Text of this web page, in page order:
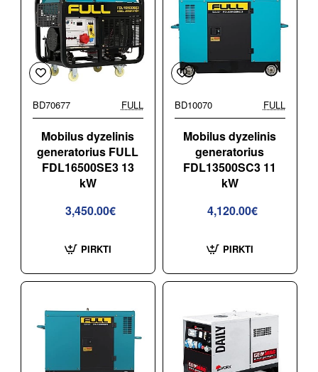
BD70677 FULL
Mobilus dyzelinis
generatorius FULL
FDL16500SE3 13
kW
3,450.00€
PIRKTI
BD10070 FULL
Mobilus dyzelinis
generatorius
FDL13500SC3 11
kW
4,120.00€
PIRKTI